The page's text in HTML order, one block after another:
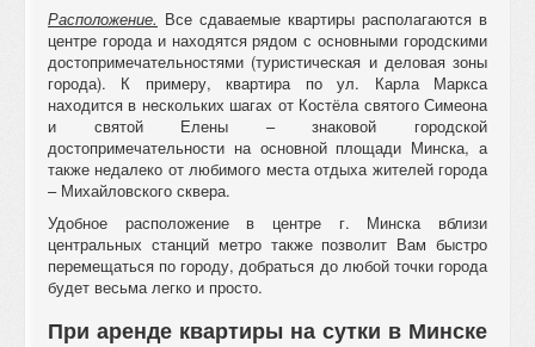
Расположение. Все сдаваемые квартиры располагаются в
центре города и находятся рядом с основными городскими
достопримечательностями (туристическая и деловая зоны
города). К примеру, квартира по ул. Карла Маркса
находится в нескольких шагах от Костёла святого Симеона
и святой Елены – знаковой городской
достопримечательности на основной площади Минска, а
также недалеко от любимого места отдыха жителей города
– Михайловского сквера.
Удобное расположение в центре г. Минска вблизи
центральных станций метро также позволит Вам быстро
перемещаться по городу, добраться до любой точки города
будет весьма легко и просто.
При аренде квартиры на сутки в Минске